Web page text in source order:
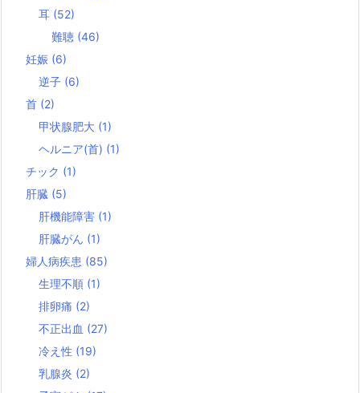
耳 (52)
難聴 (46)
妊娠 (6)
逆子 (6)
首 (2)
甲状腺肥大 (1)
ヘルニア(首) (1)
チック (1)
肝臓 (5)
肝機能障害 (1)
肝臓がん (1)
婦人病疾患 (85)
生理不順 (1)
排卵痛 (2)
不正出血 (27)
冷え性 (19)
乳腺炎 (2)